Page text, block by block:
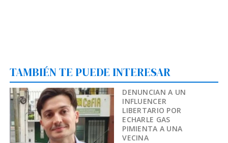
TAMBIÉN TE PUEDE INTERESAR
DENUNCIAN A UN
INFLUENCER
LIBERTARIO POR
ECHARLE GAS
PIMIENTA A UNA
VECINA